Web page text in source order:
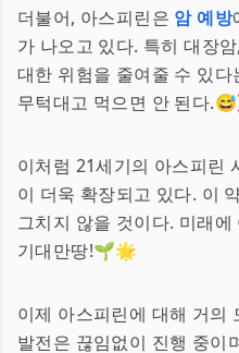
더불어, 아스피린은 암 예방
가 나오고 있다. 특히 대장
대한 위험을 줄여줄 수 있
무턱대고 먹으면 안 된다
이처럼 21세기의 아스피린
이 더욱 확장되고 있다. 이
그치지 않을 것이다. 미래
기대만땅!🌱🌟
이제 아스피린에 대해 거의
발전은 끊임없이 진행 중이